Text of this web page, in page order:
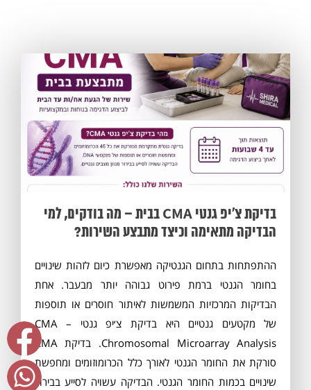
בדיקת צ׳יפ גנטי CMA בבית – מה בודקים, למי
הבדיקה מתאימה וכיצד מתבצע השירות?
ההתפתחות בתחום הגנטיקה מאפשרת כיום לזהות שינויים
בחומר הגנטי ברמת פירוט גבוהה יותר מבעבר. אחת
הבדיקות המרכזיות המשמשות לאיתור חוסרים או תוספות
של מקטעים גנטיים היא בדיקת צ׳יפ גנטי CMA –
Chromosomal Microarray Analysis. בדיקת CMA
סורקת את החומר הגנטי לאורך כלל הכרומוזומים ומחפשת
שינויים בכמות החומר הגנטי. הבדיקה עשויה לסייע בבירור